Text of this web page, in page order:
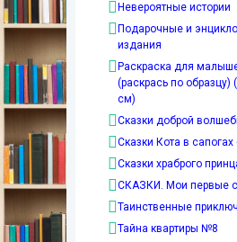
Невероятные истории
Подарочные и
издания
Раскраска для
(раскрась по образцу)
см)
Сказки доброй
Сказки Кота в сапогах
Сказки храброго
СКАЗКИ. Мои первые
Таинственные
Тайна квартиры №8